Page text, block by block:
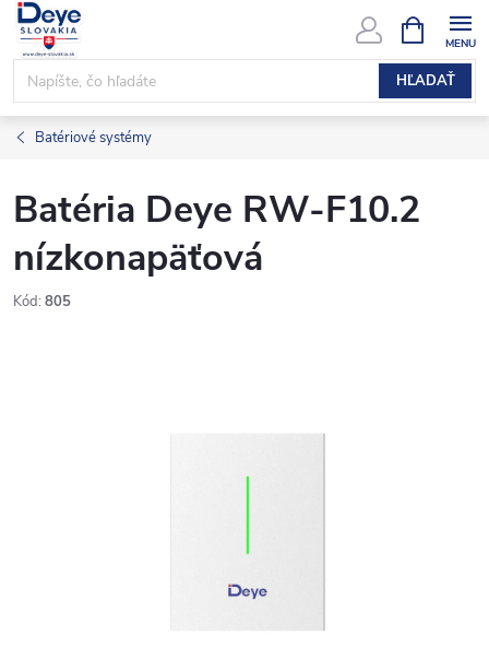
Prejsť
obsah
HĽADAŤ
KOŠÍK
Batériové systémy
Batéria Deye RW-F10.2
nízkonapäťová
Kód: 805